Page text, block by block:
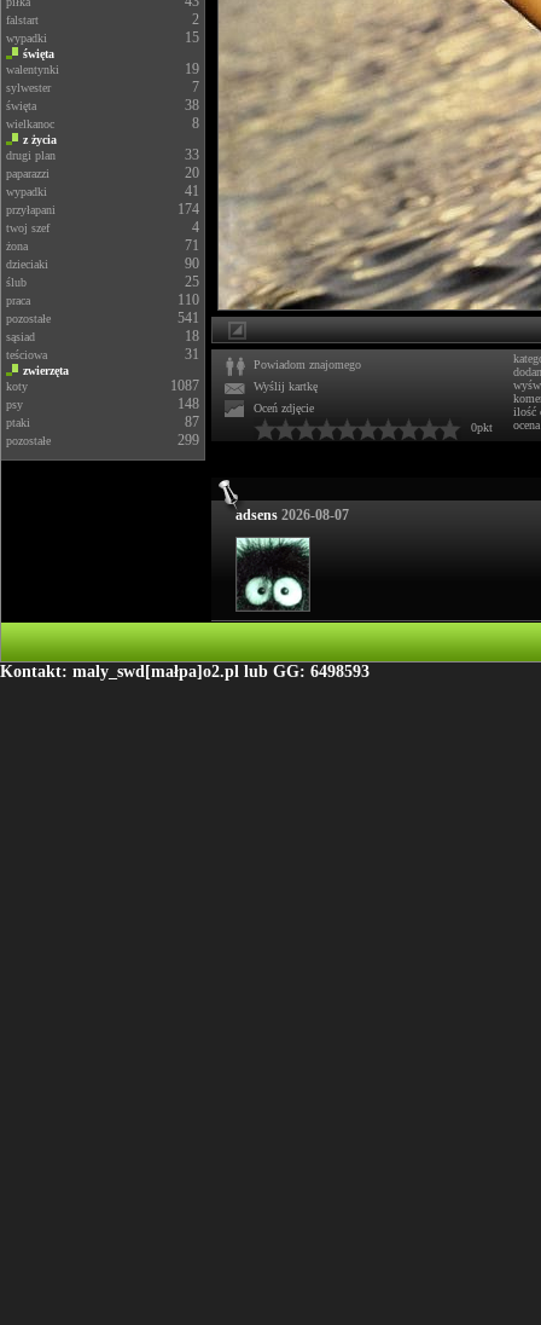
falstart 2
wypadki 15
święta
walentynki
19
sylwester 7
święta 38
wielkanoc 8
z życia
drugi plan
33
paparazzi 20
wypadki 41
przyłapani 174
twoj szef 4
żona 71
dzieciaki 90
ślub 25
praca 110
pozostałe 541
sąsiad 18
teściowa 31
zwierzęta
koty
1087
psy 148
ptaki 87
pozostałe 299
Powiadom znajomego
Wyślij kartkę
Oceń zdjęcie
0pkt
ilość
ocena
adsens 2026-08-07
Kontakt: maly_swd[małpa]o2.pl lub GG: 6498593